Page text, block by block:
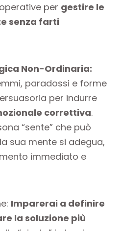
per gestire le
senza farti
Non-Ordinaria:
paradossi e forme
per indurre
correttiva.
“sente” che può
sua mente si adegua,
immediato e
Imparerai a definire
la soluzione più